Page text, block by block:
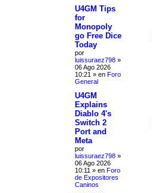
U4GM Tips
for
Monopoly
go Free Dice
Today
por
luissuraez798 »
06 Ago 2026
10:21 » en Foro
General
U4GM
Explains
Diablo 4's
Switch 2
Port and
Meta
por
luissuraez798 »
06 Ago 2026
10:11 » en Foro
de Expositores
Caninos